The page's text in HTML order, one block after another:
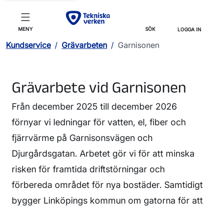
MENY SÖK LOGGA IN
Kundservice / Grävarbeten / Garnisonen
Grävarbete vid Garnisonen
Från december 2025 till december 2026
förnyar vi ledningar för vatten, el, fiber och
fjärrvärme på Garnisonsvägen och
Djurgårdsgatan. Arbetet gör vi för att minska
risken för framtida driftstörningar och
förbereda området för nya bostäder. Samtidigt
bygger Linköpings kommun om gatorna för att